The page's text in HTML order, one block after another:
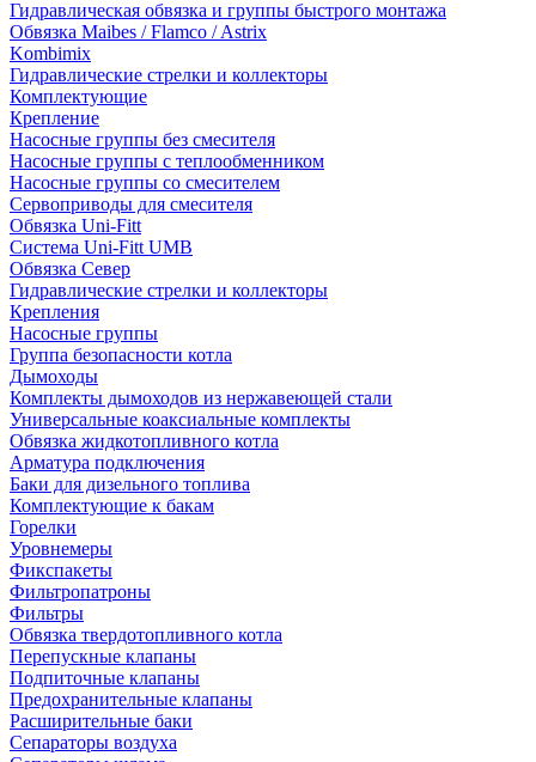
Гидравлическая обвязка и группы быстрого монтажа
Обвязка Maibes / Flamco / Astrix
Kombimix
Гидравлические стрелки и коллекторы
Комплектующие
Крепление
Насосные группы без смесителя
Насосные группы с теплообменником
Насосные группы со смесителем
Сервоприводы для смесителя
Обвязка Uni-Fitt
Система Uni-Fitt UMB
Обвязка Север
Гидравлические стрелки и коллекторы
Крепления
Насосные группы
Группа безопасности котла
Дымоходы
Комплекты дымоходов из нержавеющей стали
Универсальные коаксиальные комплекты
Обвязка жидкотопливного котла
Арматура подключения
Баки для дизельного топлива
Комплектующие к бакам
Горелки
Уровнемеры
Фикспакеты
Фильтропатроны
Фильтры
Обвязка твердотопливного котла
Перепускные клапаны
Подпиточные клапаны
Предохранительные клапаны
Расширительные баки
Сепараторы воздуха